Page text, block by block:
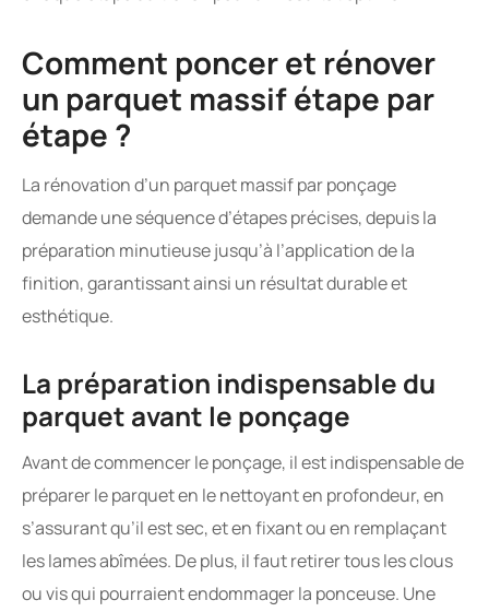
Comment poncer et rénover
un parquet massif étape par
étape ?
La rénovation d’un parquet massif par ponçage
demande une séquence d’étapes précises, depuis la
préparation minutieuse jusqu’à l’application de la
finition, garantissant ainsi un résultat durable et
esthétique.
La préparation indispensable du
parquet avant le ponçage
Avant de commencer le ponçage, il est indispensable de
préparer le parquet en le nettoyant en profondeur, en
s’assurant qu’il est sec, et en fixant ou en remplaçant
les lames abîmées. De plus, il faut retirer tous les clous
ou vis qui pourraient endommager la ponceuse. Une